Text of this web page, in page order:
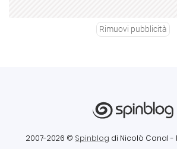
Rimuovi pubblicità
2007-2026 © Spinblog di Nicolò Canal -